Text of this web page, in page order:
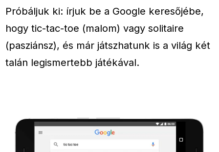
Próbáljuk ki: írjuk be a Google keresőjébe,
hogy tic-tac-toe (malom) vagy solitaire
(pasziánsz), és már játszhatunk is a világ két
talán legismertebb játékával.